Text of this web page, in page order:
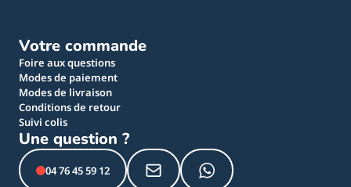
Votre commande
Foire aux questions
Modes de paiement
Modes de livraison
Conditions de retour
Suivi colis
Une question ?
04 76 45 59 12